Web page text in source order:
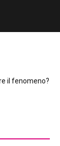
il fenomeno?